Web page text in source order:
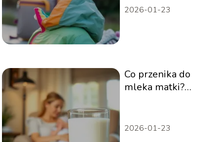
2026-01-23
Co przenika do
mleka matki?
2026-01-23